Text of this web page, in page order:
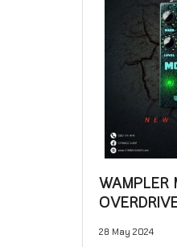
WAMPLER
28 May 2024